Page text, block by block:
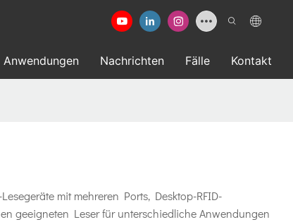
Anwendungen Nachrichten Fälle Kontakt
mit mehreren Ports, Desktop-RFID-
geeigneten Leser für unterschiedliche Anwendungen